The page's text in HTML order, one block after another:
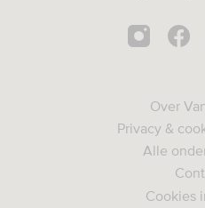
Over
Privacy &
Alle
Cookies